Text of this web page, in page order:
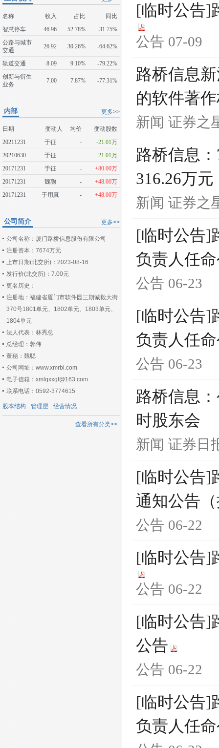
名称 收入 占比
同比
智慧停车
46.96 52.78%
-31.75%
公路与城市
交通
26.92 30.26% -64.62%
轨道交通 8.09 9.10%
-79.22%
创新与衍生
业务
7.00 7.87% -77.31%
更多>>
内部
日期 变动人 均价
变动股数
20211231
于征 -
-21.01万
20210630
于征 -
-21.01万
20171231
于征 -
+80.00万
20171231
魏聪 -
+48.00万
20171231
于用真 - +48.00万
更多>>
公司简介
公司名称：厦门路桥信息股份有限公司
注册资本：7674万元
上市日期(北交所)：2023-08-16
发行价(北交所)：7.00元
更名历史：
注册地：福建省厦门市软件园三期诚毅大街
370号1801单元、1802单元、1803单元、
1804单元
法人代表：林秀总
总经理：郭伟
董秘：魏聪
公司网址：www.xmrbi.com
电子信箱：xmlqxxgf@163.com
联系电话：0592-3774615
股本结构 管理层 经营情况
查看所有分类>>
[临时公告]
公告 07-09
路桥信息
的软件著
新闻 证券之
路桥信息
316.26万元
新闻 证券之
[临时公告]
负责人任
公告 06-23
[临时公告]
负责人任
公告 06-23
路桥信息
时股东会
新闻 证券日
[临时公告]
通知公告
公告 06-22
[临时公告]
公告 06-22
[临时公告]
公告
公告 06-22
[临时公告]
负责人任